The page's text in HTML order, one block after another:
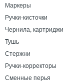
Маркеры
Ручки-кисточки
Чернила, картриджи
Тушь
Стержни
Ручки-корректоры
Сменные перья